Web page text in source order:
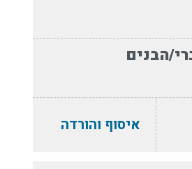
הבנים
איסוף והורדה